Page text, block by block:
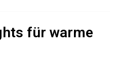
für warme